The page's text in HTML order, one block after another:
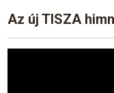
Az új TISZA